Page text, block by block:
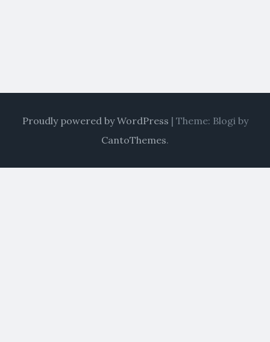
Proudly powered by WordPress | Theme: Blogi by
CantoThemes.